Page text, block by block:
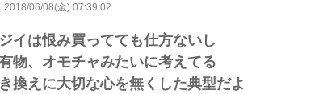
2018/06/08(金) 07:39:02
イは恨み買ってても仕方ないし
物、オモチャみたいに考えてる
換えに大切な心を無くした典型だよ